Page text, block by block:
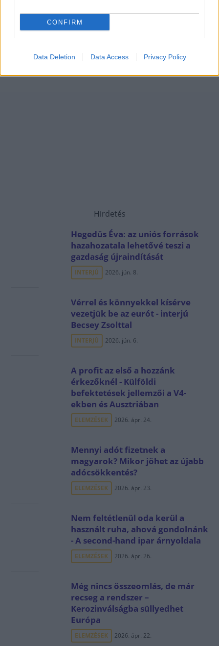
CONFIRM
Data Deletion Data Access Privacy Policy
Hirdetés
Hegedüs Éva: az uniós források
hazahozatala lehetővé teszi a
gazdaság újraindítását
INTERJÚ 2026. jún. 8.
Vérrel és könnyekkel kísérve
vezetjük be az eurót - interjú
Becsey Zsolttal
INTERJÚ 2026. jún. 6.
A profit az első a hozzánk
érkezőknél - Külföldi
befektetések jellemzői a V4-
ekben és Ausztriában
ELEMZÉSEK 2026. ápr. 24.
Mennyi adót fizetnek a
magyarok? Mikor jöhet az újabb
adócsökkentés?
ELEMZÉSEK 2026. ápr. 23.
Nem feltétlenül oda kerül a
használt ruha, ahová gondolnánk
- A second-hand ipar árnyoldala
ELEMZÉSEK 2026. ápr. 26.
Még nincs összeomlás, de már
recseg a rendszer –
Kerozinválságba süllyedhet
Európa
ELEMZÉSEK 2026. ápr. 22.